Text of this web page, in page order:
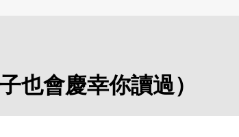
也會慶幸你讀過）